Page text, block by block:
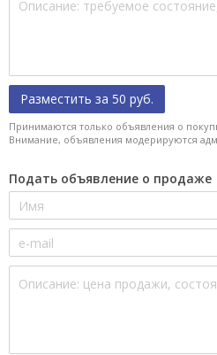
Разместить за 50 руб.
Принимаются только объявления о
Внимание, объявления модерируются
Подать объявление о продаже